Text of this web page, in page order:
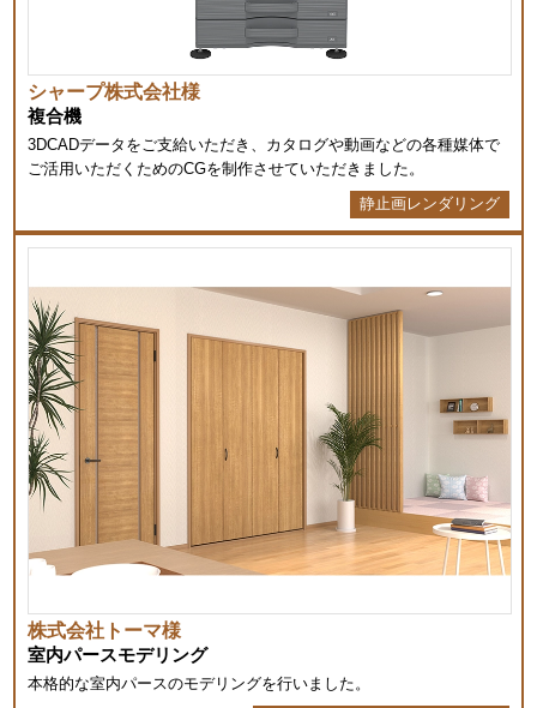
シャープ株式会社様
複合機
3DCADデータをご支給いただき、カタログや動画などの各種媒体で
ご活用いただくためのCGを制作させていただきました。
静止画レンダリング
株式会社トーマ様
室内パースモデリング
本格的な室内パースのモデリングを行いました。